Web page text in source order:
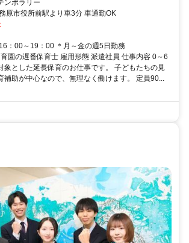
ンポラリー
原市役所前駅より車3分 車通勤OK
：00～19：00 ＊月～金の週5日勤務
園の遅番保育士 雇用形態 派遣社員 仕事内容 0～6
象とした延長保育のお仕事です。 子どもたちの見
補助が中心なので、無理なく働けます。 定員90...